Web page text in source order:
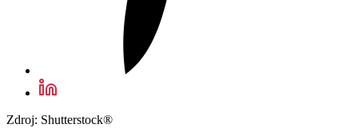
Zdroj: Shutterstock®